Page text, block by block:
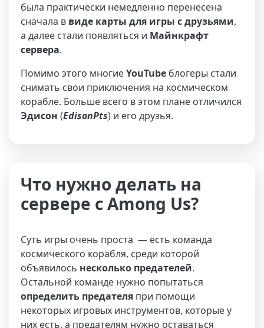
была практически немедленно перенесена
сначала в виде карты для игры с друзьями,
а далее стали появляться и Майнкрафт
сервера.
Помимо этого многиеYouTube блогеры стали
снимать свои приключения на космическом
корабле. Больше всего в этом плане отличился
Эдисон (EdisonPts) и его друзья.
Что нужно делать на
сервере с Among Us?
Суть игры очень проста — есть команда
космического корабля, среди которой
объявилось несколько предателей.
Остальной команде нужно попытаться
определить предателя при помощи
некоторых игровых инструментов, которые у
них есть, а предателям нужно оставаться